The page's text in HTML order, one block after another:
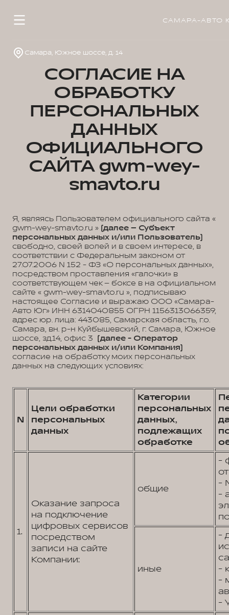
САМАРА-АВТО
Самара, Южное шоссе, д. 14
СОГЛАСИЕ НА
ОБРАБОТКУ
ПЕРСОНАЛЬНЫХ
ДАННЫХ
ОФИЦИАЛЬНОГО
САЙТА gwm-wey-
smavto.ru
Я, являясь Пользователем официального сайта «
gwm-wey-smavto.ru » (далее – Субъект
персональных данных и/или Пользователь)
свободно, своей волей и в своем интересе, в
соответствии с Федеральным законом от
27.07.2006 N 152 - ФЗ «О персональных данных»,
посредством проставления «галочки» в
соответствующем чек – боксе в на официальном
сайте « gwm-wey-smavto.ru », подписываю
настоящее Согласие и выражаю ООО «Самара-
Авто Юг» ИНН 6314040855 ОГРН 1156313066359,
адрес юр. лица: 443085, Самарская область, г.о.
Самара, вн. р-н Куйбышевский, г. Самара, Южное
шоссе, зд.14, офис 3 (далее - Оператор
персональных данных и/или Компания)
согласие на обработку моих персональных
данных на следующих условиях:
N
Цели обработки
персональных
данных
Категории
персональных
данных,
подлежащих
обработке
1.
Оказание запроса
на подключение
цифровых сервисов
посредством
записи на сайте
Компании:
общие
-
-
-
иные
-
-
-
-